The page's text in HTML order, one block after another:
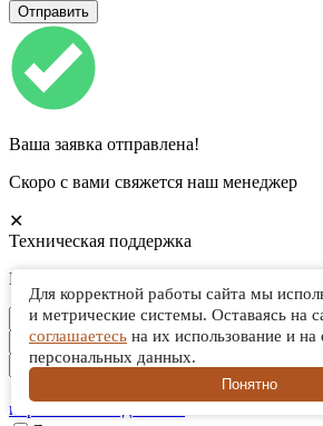
Для корректной работы сайта мы
и метрические системы. Оставаясь на
соглашаетесь на их использование и на
персональных данных.
Понятно
Ваша заявка отправлена!
Скоро с вами свяжется наш менеджер
✕
Техническая поддержка
Мы свяжемся с вами в ближайшее время
Отправляя заявку, я соглашаюсь с
персональных данных.